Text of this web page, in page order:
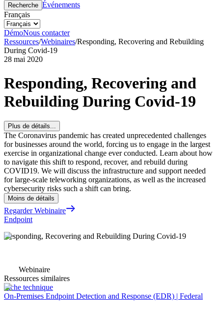
Recherche Événements
Français
DémoNous contacter
Ressources/Webinaires/Responding, Recovering and Rebuilding
During Covid-19
28 mai 2020
Responding, Recovering and
Rebuilding During Covid-19
Plus de détails...
The Coronavirus pandemic has created unprecedented challenges
for businesses around the world, forcing us to engage in the largest
exercise in organizational change ever conducted. Learn about how
to navigate this shift to respond, recover, and rebuild during
COVID19. We will discuss the infrastructure and support needed
for large-scale teleworking organizations, as well as the increased
cybersecurity risks such a shift can bring.
Moins de détails
Regarder Webinaire
Endpoint
Responding, Recovering and Rebuilding During Covid-19
Webinaire
Ressources similaires
Fiche technique
On-Premises Endpoint Detection and Response (EDR) | Federal